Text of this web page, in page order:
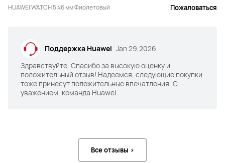
HUAWEI WATCH 5 46 мм Фиолетовый Пожаловаться
Поддержка Huawei Jan 29,2026
Здравствуйте. Спасибо за высокую оценку и
положительный отзыв! Надеемся, следующие покупки
тоже принесут положительные впечатления. С
уважением, команда Huawei.
Все отзывы >